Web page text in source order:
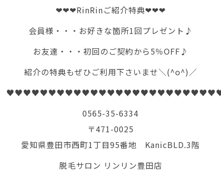
❤❤❤RinRinご紹介特典❤❤❤
会員様・・・お好きな箇所1回プレゼント♪
お友達・・・初回のご契約から5％OFF♪
紹介の特典もぜひご利用下さいませ＼(^o^)／
0565-35-6334
〒471-0025
愛知県豊田市西町1丁目95番地 KanicBLD.3階
脱毛サロン リンリン豊田店